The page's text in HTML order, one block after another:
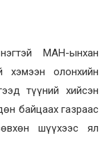
МАН-ынхан
хэмээн олонхийн
түүний хийсэн
байцаах газраас
шүүхээс ял